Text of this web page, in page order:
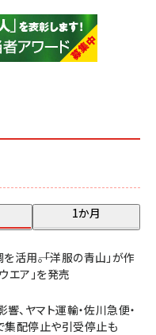
1か月
用――。「洋服の青山」が作
エア」を発売
、ヤマト運輸・佐川急便・
集配停止や引受停止も